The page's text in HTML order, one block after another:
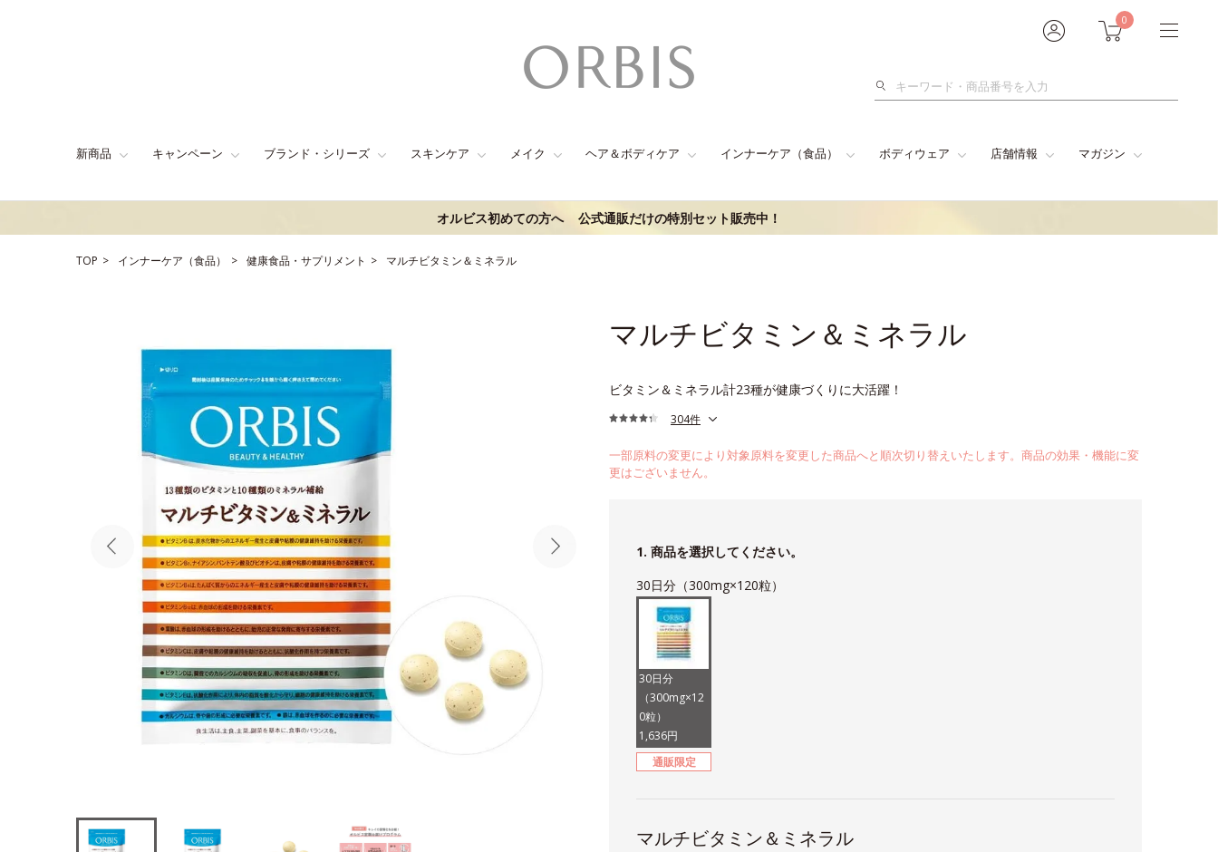
0
検
新商品 キャンペーン ブランド・シリーズ スキンケア メイク ヘア＆ボディケア インナーケア（食品） ボディウェア 店舗情報 マガジン
オルビス初めての方へ 公式通販だけの特別セット販売中！
TOP インナーケア（食品） 健康食品・サプリメント マルチビタミン＆ミネラル
マルチビタミン＆ミネラル
ビタミン＆ミネラル計23種が健康づくりに大活躍！
304件
一部原料の変更により対象原料を変更した商品へと順次切り替えいたします。商品の効果・機能に変
更はございません。
1. 商品を選択してください。
30日分（300mg×120粒）
30日分
（300mg×12
0粒）
1,636円
通販限定
マルチビタミン＆ミネラル